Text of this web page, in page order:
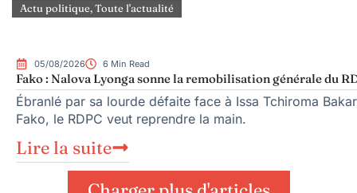
Actu politique,Toute l'actualité
05/08/2026 6 Min Read
Fako : Nalova Lyonga sonne la remobilisation générale du
Ébranlé par sa lourde défaite face à Issa Tchiroma
Fako, le RDPC veut reprendre la main.
Lire la suite